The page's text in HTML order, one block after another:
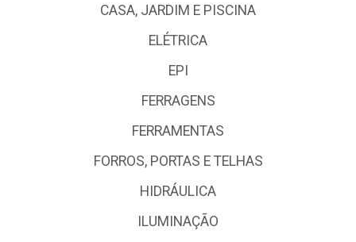
CASA, JARDIM E PISCINA
ELÉTRICA
EPI
FERRAGENS
FERRAMENTAS
FORROS, PORTAS E TELHAS
HIDRÁULICA
ILUMINAÇÃO